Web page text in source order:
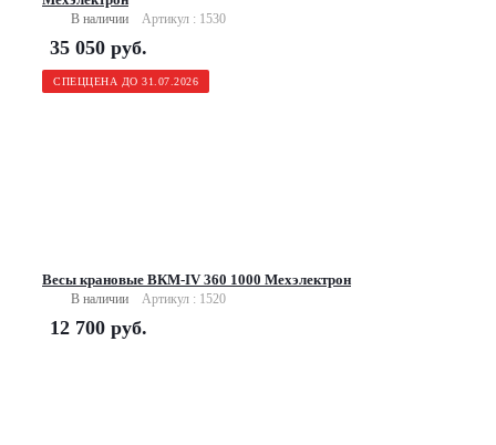
В наличии Артикул : 1530
35 050 руб.
СПЕЦЦЕНА ДО 31.07.2026
Весы крановые ВКМ-IV 360 1000 Мехэлектрон
В наличии Артикул : 1520
12 700 руб.